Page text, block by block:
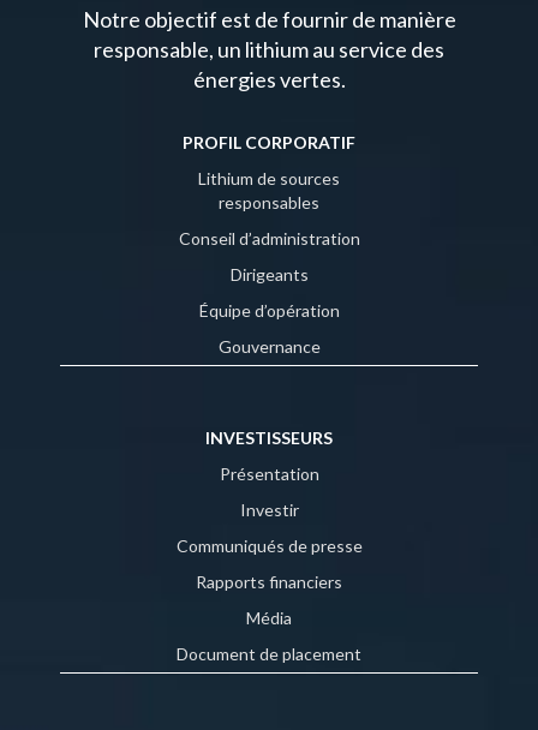
Notre objectif est de fournir de manière
responsable, un lithium au service des
énergies vertes.
PROFIL CORPORATIF
Lithium de sources
responsables
Conseil d’administration
Dirigeants
Équipe d’opération
Gouvernance
INVESTISSEURS
Présentation
Investir
Communiqués de presse
Rapports financiers
Média
Document de placement